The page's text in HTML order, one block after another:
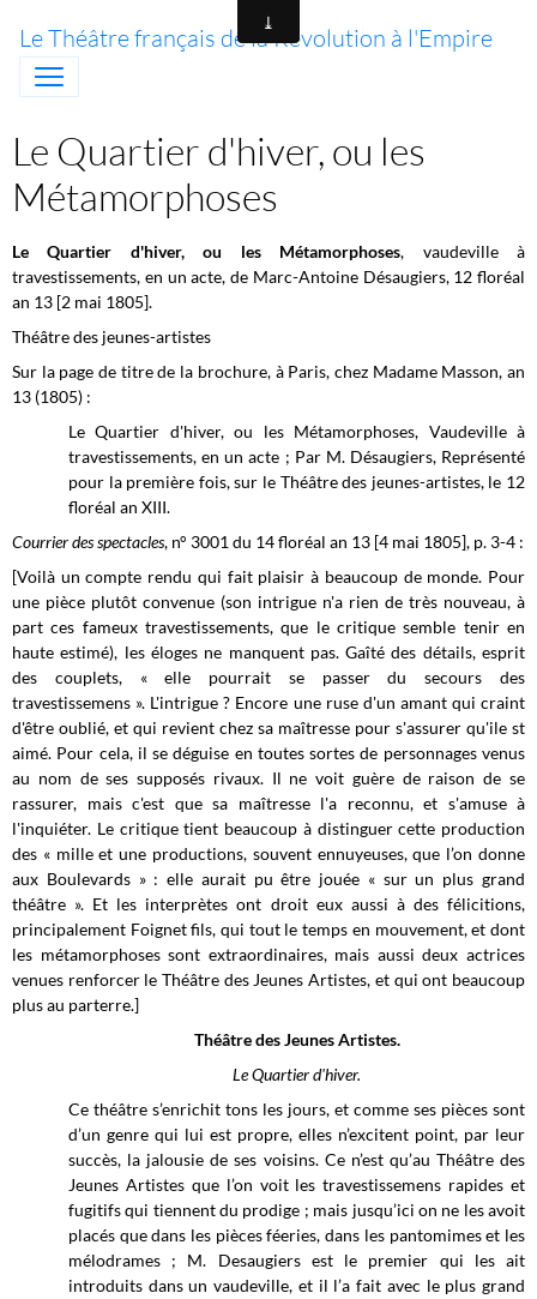
Le Théâtre français de la Révolution à l'Empire
Le Quartier d'hiver, ou les
Métamorphoses
Le Quartier d'hiver, ou les Métamorphoses, vaudeville à
travestissements, en un acte, de Marc-Antoine Désaugiers, 12 floréal
an 13 [2 mai 1805].
Théâtre des jeunes-artistes
Sur la page de titre de la brochure, à Paris, chez Madame Masson, an
13 (1805) :
Le Quartier d'hiver, ou les Métamorphoses, Vaudeville à
travestissements, en un acte ; Par M. Désaugiers, Représenté
pour la première fois, sur le Théâtre des jeunes-artistes, le 12
floréal an XIII.
Courrier des spectacles, n° 3001 du 14 floréal an 13 [4 mai 1805], p. 3-4 :
[Voilà un compte rendu qui fait plaisir à beaucoup de monde. Pour
une pièce plutôt convenue (son intrigue n'a rien de très nouveau, à
part ces fameux travestissements, que le critique semble tenir en
haute estimé), les éloges ne manquent pas. Gaîté des détails, esprit
des couplets, « elle pourrait se passer du secours des
travestissemens ». L'intrigue ? Encore une ruse d'un amant qui craint
d'être oublié, et qui revient chez sa maîtresse pour s'assurer qu'ile st
aimé. Pour cela, il se déguise en toutes sortes de personnages venus
au nom de ses supposés rivaux. Il ne voit guère de raison de se
rassurer, mais c'est que sa maîtresse l'a reconnu, et s'amuse à
l'inquiéter. Le critique tient beaucoup à distinguer cette production
des « mille et une productions, souvent ennuyeuses, que l’on donne
aux Boulevards » : elle aurait pu être jouée « sur un plus grand
théâtre ». Et les interprètes ont droit eux aussi à des félicitions,
principalement Foignet fils, qui tout le temps en mouvement, et dont
les métamorphoses sont extraordinaires, mais aussi deux actrices
venues renforcer le Théâtre des Jeunes Artistes, et qui ont beaucoup
plus au parterre.]
Théâtre des Jeunes Artistes.
Le Quartier d'hiver.
Ce théâtre s’enrichit tons les jours, et comme ses pièces sont
d’un genre qui lui est propre, elles n’excitent point, par leur
succès, la jalousie de ses voisins. Ce n’est qu’au Théâtre des
Jeunes Artistes que l’on voit les travestissemens rapides et
fugitifs qui tiennent du prodige ; mais jusqu’ici on ne les avoit
placés que dans les pièces féeries, dans les pantomimes et les
mélodrames ; M. Desaugiers est le premier qui les ait
introduits dans un vaudeville, et il l’a fait avec le plus grand